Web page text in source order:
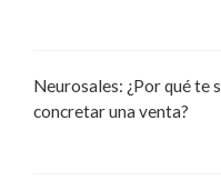
Neurosales: ¿Por qué te
concretar una venta?